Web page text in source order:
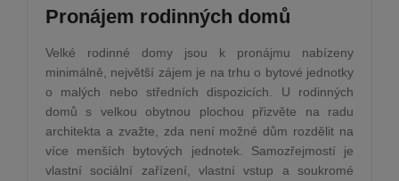
Pronájem rodinných domů
Velké rodinné domy jsou k pronájmu nabízeny
minimálně, největší zájem je na trhu o bytové jednotky
o malých nebo středních dispozicích. U rodinných
domů s velkou obytnou plochou přizvěte na radu
architekta a zvažte, zda není možné dům rozdělit na
více menších bytových jednotek. Samozřejmostí je
vlastní sociální zařízení, vlastní vstup a soukromé